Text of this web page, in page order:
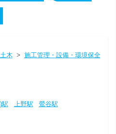
木 > 施工管理・設備・環境保全
駅 上野駅
鶯谷駅